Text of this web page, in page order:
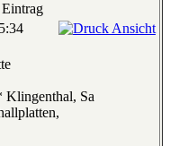
Eintrag
Klingenthal, Sa